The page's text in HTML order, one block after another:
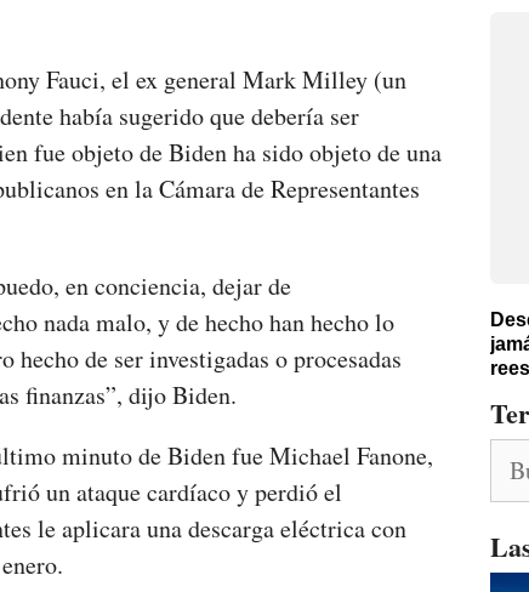
Fauci, el ex general Mark Milley (un
había sugerido que debería ser
fue objeto de Biden ha sido objeto de una
en la Cámara de Representantes
en conciencia, dejar de
nada malo, y de hecho han hecho lo
de ser investigadas o procesadas
finanzas”, dijo Biden.
minuto de Biden fue Michael Fanone,
un ataque cardíaco y perdió el
le aplicara una descarga eléctrica con